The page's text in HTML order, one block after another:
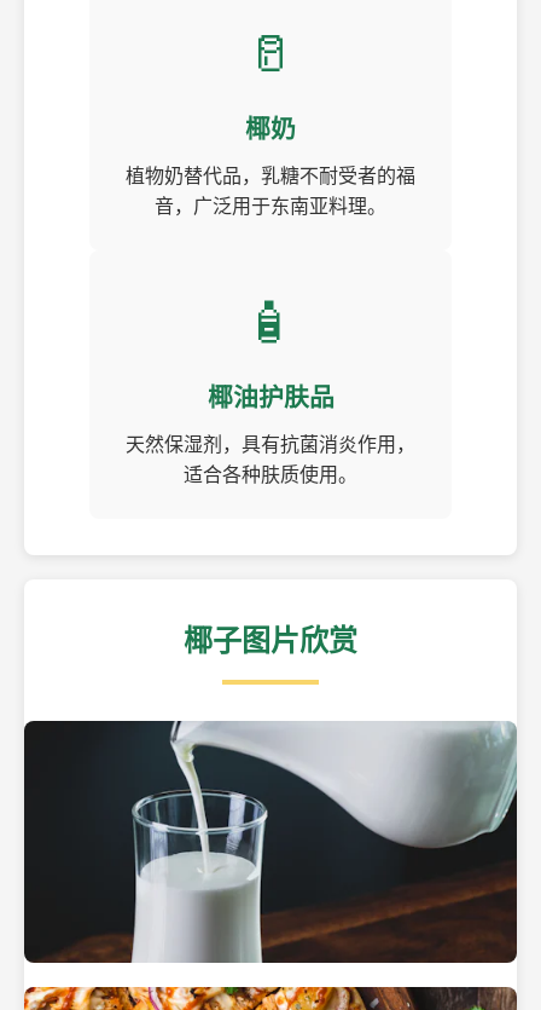
🥛
椰奶
植物奶替代品，乳糖不耐受者的福
音，广泛用于东南亚料理。
🧴
椰油护肤品
天然保湿剂，具有抗菌消炎作用，
适合各种肤质使用。
椰子图片欣赏
热带海滩上的椰子树